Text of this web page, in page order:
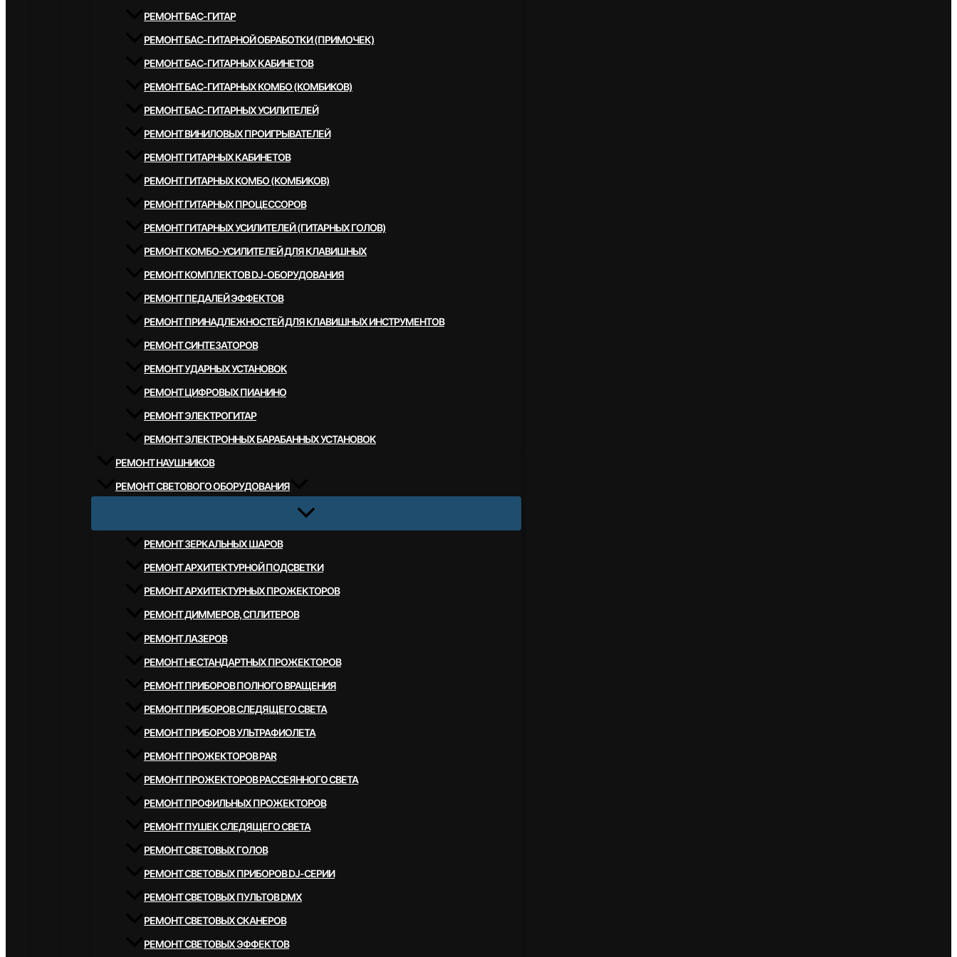
РЕМОНТ БАС-ГИТАР
РЕМОНТ БАС-ГИТАРНОЙ ОБРАБОТКИ (ПРИМОЧЕК)
РЕМОНТ БАС-ГИТАРНЫХ КАБИНЕТОВ
РЕМОНТ БАС-ГИТАРНЫХ КОМБО (КОМБИКОВ)
РЕМОНТ БАС-ГИТАРНЫХ УСИЛИТЕЛЕЙ
РЕМОНТ ВИНИЛОВЫХ ПРОИГРЫВАТЕЛЕЙ
РЕМОНТ ГИТАРНЫХ КАБИНЕТОВ
РЕМОНТ ГИТАРНЫХ КОМБО (КОМБИКОВ)
РЕМОНТ ГИТАРНЫХ ПРОЦЕССОРОВ
РЕМОНТ ГИТАРНЫХ УСИЛИТЕЛЕЙ (ГИТАРНЫХ ГОЛОВ)
РЕМОНТ КОМБО-УСИЛИТЕЛЕЙ ДЛЯ КЛАВИШНЫХ
РЕМОНТ КОМПЛЕКТОВ DJ-ОБОРУДОВАНИЯ
РЕМОНТ ПЕДАЛЕЙ ЭФФЕКТОВ
РЕМОНТ ПРИНАДЛЕЖНОСТЕЙ ДЛЯ КЛАВИШНЫХ ИНСТРУМЕНТОВ
РЕМОНТ СИНТЕЗАТОРОВ
РЕМОНТ УДАРНЫХ УСТАНОВОК
РЕМОНТ ЦИФРОВЫХ ПИАНИНО
РЕМОНТ ЭЛЕКТРОГИТАР
РЕМОНТ ЭЛЕКТРОННЫХ БАРАБАННЫХ УСТАНОВОК
РЕМОНТ НАУШНИКОВ
РЕМОНТ СВЕТОВОГО ОБОРУДОВАНИЯ
РЕМОНТ ЗЕРКАЛЬНЫХ ШАРОВ
РЕМОНТ АРХИТЕКТУРНОЙ ПОДСВЕТКИ
РЕМОНТ АРХИТЕКТУРНЫХ ПРОЖЕКТОРОВ
РЕМОНТ ДИММЕРОВ, СПЛИТЕРОВ
РЕМОНТ ЛАЗЕРОВ
РЕМОНТ НЕСТАНДАРТНЫХ ПРОЖЕКТОРОВ
РЕМОНТ ПРИБОРОВ ПОЛНОГО ВРАЩЕНИЯ
РЕМОНТ ПРИБОРОВ СЛЕДЯЩЕГО СВЕТА
РЕМОНТ ПРИБОРОВ УЛЬТРАФИОЛЕТА
РЕМОНТ ПРОЖЕКТОРОВ PAR
РЕМОНТ ПРОЖЕКТОРОВ РАССЕЯННОГО СВЕТА
РЕМОНТ ПРОФИЛЬНЫХ ПРОЖЕКТОРОВ
РЕМОНТ ПУШЕК СЛЕДЯЩЕГО СВЕТА
РЕМОНТ СВЕТОВЫХ ГОЛОВ
РЕМОНТ СВЕТОВЫХ ПРИБОРОВ DJ-СЕРИИ
РЕМОНТ СВЕТОВЫХ ПУЛЬТОВ DMX
РЕМОНТ СВЕТОВЫХ СКАНЕРОВ
РЕМОНТ СВЕТОВЫХ ЭФФЕКТОВ